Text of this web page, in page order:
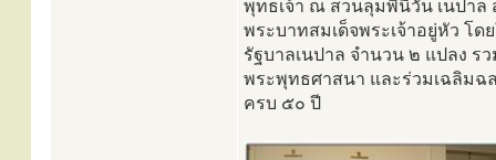
พุทธเจ้า ณ สวนลุมพินีวัน เนปาล
พระบาทสมเด็จพระเจ้าอยู่หัว โ
รัฐบาลเนปาล จำนวน ๒ แปลง ร
พระพุทธศาสนา และร่วมเฉลิมฉ
ครบ ๕๐ ปี